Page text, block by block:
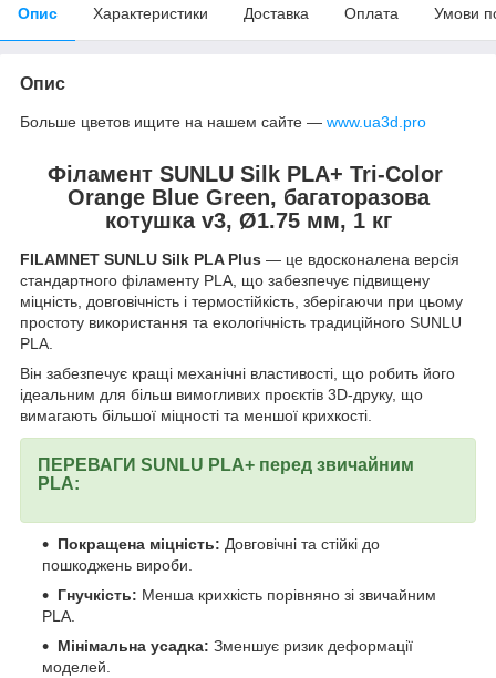
Опис Характеристики Доставка Оплата Умови
Опис
Больше цветов ищите на нашем сайте — www.ua3d.pro
Філамент SUNLU Silk PLA+ Tri-Color
Orange Blue Green, багаторазова
котушка v3, Ø1.75 мм, 1 кг
FILAMNET SUNLU Silk PLA Plus — це вдосконалена версія
стандартного філаменту PLA, що забезпечує підвищену
міцність, довговічність і термостійкість, зберігаючи при цьому
простоту використання та екологічність традиційного SUNLU
PLA.
Він забезпечує кращі механічні властивості, що робить його
ідеальним для більш вимогливих проєктів 3D-друку, що
вимагають більшої міцності та меншої крихкості.
ПЕРЕВАГИ SUNLU PLA+ перед звичайним
PLA:
Покращена міцність: Довговічні та стійкі до
пошкоджень вироби.
Гнучкість: Менша крихкість порівняно зі звичайним
PLA.
Мінімальна усадка: Зменшує ризик деформації
моделей.